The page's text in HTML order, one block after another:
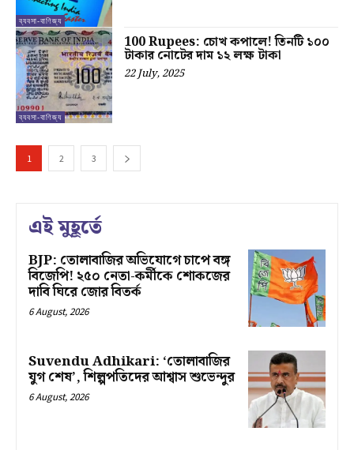
ব্যবসা-বাণিজ্য
ব্যবসা-বাণিজ্য
100 Rupees: চোখ কপালে! তিনটি ১০০
টাকার নোটের দাম ১২ লক্ষ টাকা
22 July, 2025
1 2 3
এই মুহূর্তে
BJP: তোলাবাজির অভিযোগে চাপে বঙ্গ
বিজেপি! ২৫০ নেতা-কর্মীকে শোকজের
দাবি ঘিরে জোর বিতর্ক
6 August, 2026
Suvendu Adhikari: ‘তোলাবাজির
যুগ শেষ’, শিল্পপতিদের আশ্বাস শুভেন্দুর
6 August, 2026